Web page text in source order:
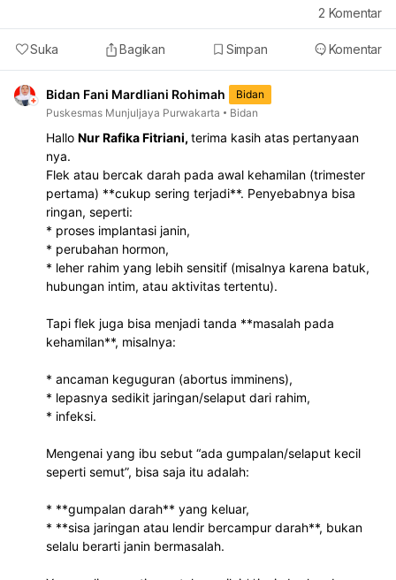
Suka Bagikan Simpan Komentar
2 Komentar
Bidan Fani Mardliani Rohimah
Bidan
Puskesmas Munjuljaya Purwakarta
Bidan
Hallo Nur Rafika Fitriani, terima kasih atas pertanyaan
nya.
Flek atau bercak darah pada awal kehamilan (trimester
pertama) **cukup sering terjadi**. Penyebabnya bisa
ringan, seperti:
* proses implantasi janin,
* perubahan hormon,
* leher rahim yang lebih sensitif (misalnya karena batuk,
hubungan intim, atau aktivitas tertentu).
Tapi flek juga bisa menjadi tanda **masalah pada
kehamilan**, misalnya:
* ancaman keguguran (abortus imminens),
* lepasnya sedikit jaringan/selaput dari rahim,
* infeksi.
Mengenai yang ibu sebut “ada gumpalan/selaput kecil
seperti semut”, bisa saja itu adalah:
* **gumpalan darah** yang keluar,
* **sisa jaringan atau lendir bercampur darah**, bukan
selalu berarti janin bermasalah.